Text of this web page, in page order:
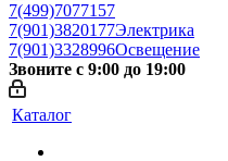
7(499)7077157
7(901)3820177Электрика
7(901)3328996Освещение
Звоните с 9:00 до 19:00
Каталог